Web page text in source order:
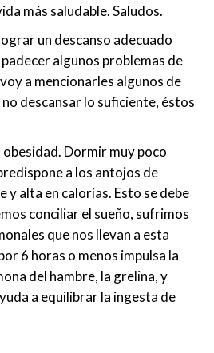
más saludable. Saludos.
un descanso adecuado
algunos problemas de
a mencionarles algunos de
descansar lo suficiente, éstos
obesidad. Dormir muy poco
a los antojos de
y alta en calorías. Esto se debe
conciliar el sueño, sufrimos
que nos llevan a esta
6 horas o menos impulsa la
del hambre, la grelina, y
a equilibrar la ingesta de